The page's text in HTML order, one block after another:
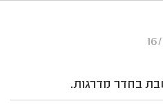
בחדר מדרגות.